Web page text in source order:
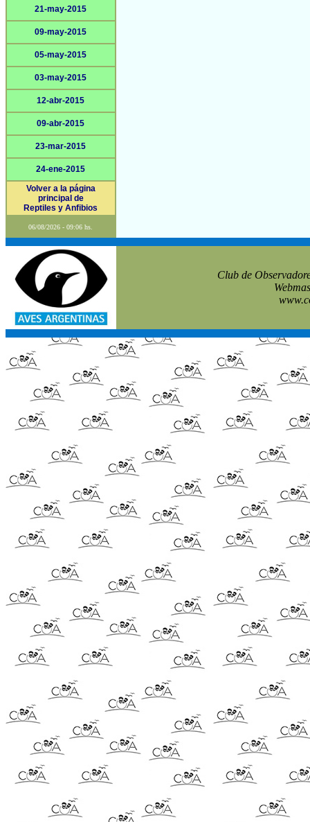
21-may-2015
09-may-2015
05-may-2015
03-may-2015
12-abr-2015
09-abr-2015
23-mar-2015
24-ene-2015
Volver a la página
principal de
Reptiles y Anfibios
06/08/2026 - 09:06 hs.
Club de